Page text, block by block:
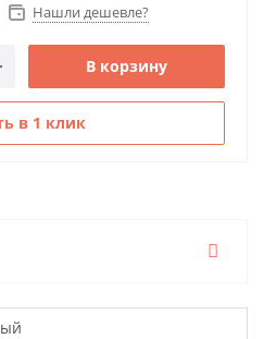
Нашли дешевле?
В корзину
в 1 клик